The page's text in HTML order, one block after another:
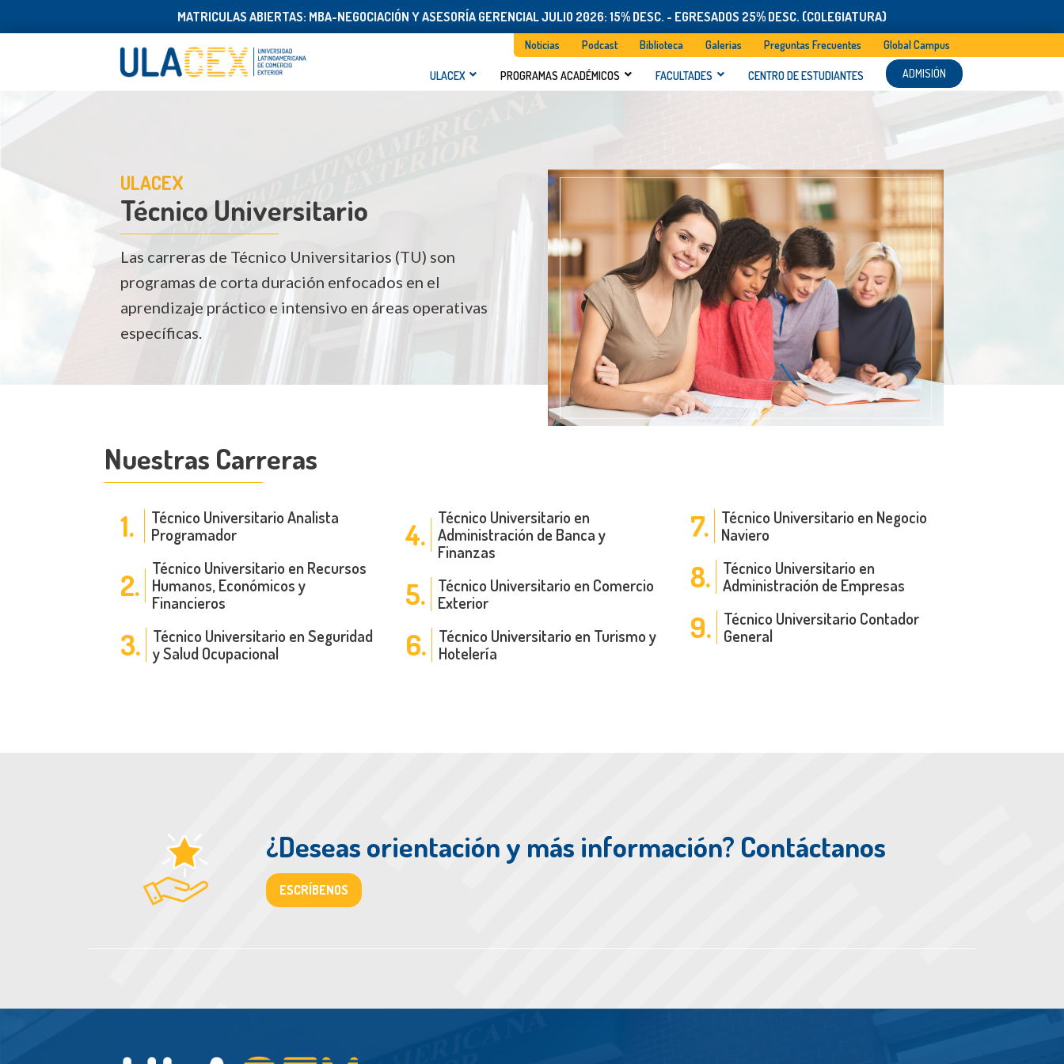
MATRICULAS ABIERTAS: MBA-NEGOCIACIÓN Y ASESORÍA GERENCIAL JULIO 2026: 15% DESC. - EGRESADOS 25% DESC. (COLEGIATURA)
Noticias Podcast Biblioteca Galerias Preguntas Frecuentes Global Campus
ULACEX PROGRAMAS ACADÉMICOS FACULTADES CENTRO DE ESTUDIANTES ADMISIÓN
ULACEX
Técnico Universitario
Las carreras de Técnico Universitarios (TU) son
programas de corta duración enfocados en el
aprendizaje práctico e intensivo en áreas operativas
específicas.
Nuestras Carreras
1.
Técnico Universitario Analista
Programador
2.
Técnico Universitario en Recursos
Humanos, Económicos y
Financieros
3.
Técnico Universitario en Seguridad
y Salud Ocupacional
4.
Técnico Universitario en
Administración de Banca y
Finanzas
5.
Técnico Universitario en Comercio
Exterior
6.
Técnico Universitario en Turismo y
Hotelería
7.
Técnico Universitario en Negocio
Naviero
8.
Técnico Universitario en
Administración de Empresas
9.
Técnico Universitario Contador
General
¿Deseas orientación y más información? Contáctanos
ESCRÍBENOS